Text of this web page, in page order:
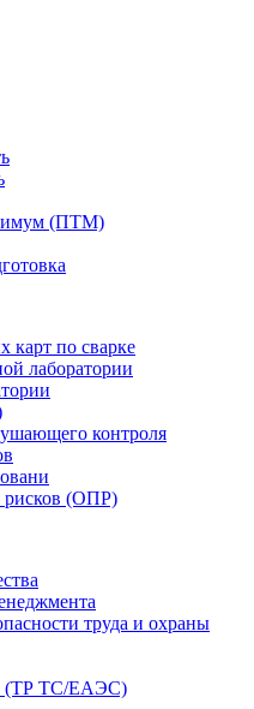
(ПТМ)
карт по сварке
лаборатории
контроля
рисков (ОПР)
труда и охраны
(ТР ТС/ЕАЭС)